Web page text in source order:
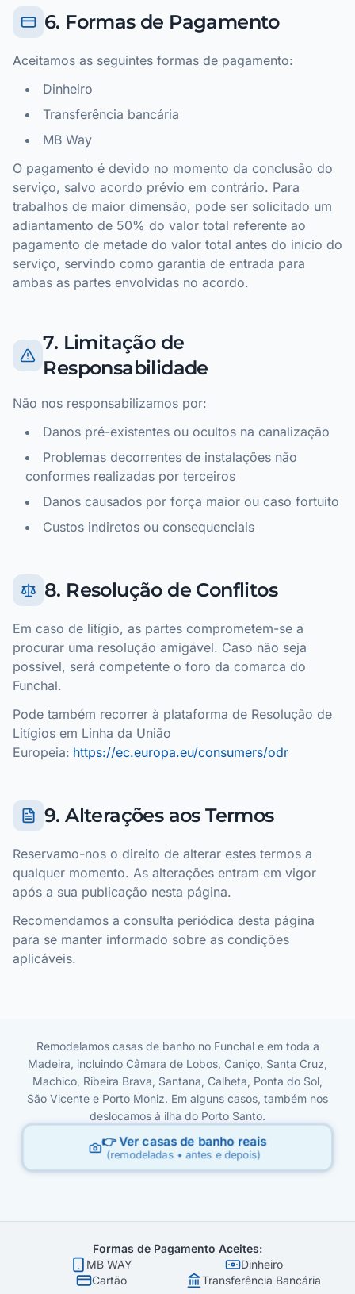
6. Formas de Pagamento
Aceitamos as seguintes formas de pagamento:
Dinheiro
Transferência bancária
MB Way
O pagamento é devido no momento da conclusão do
serviço, salvo acordo prévio em contrário. Para
trabalhos de maior dimensão, pode ser solicitado um
adiantamento de 50% do valor total referente ao
pagamento de metade do valor total antes do início do
serviço, servindo como garantia de entrada para
ambas as partes envolvidas no acordo.
7. Limitação de
Responsabilidade
Não nos responsabilizamos por:
Danos pré-existentes ou ocultos na canalização
Problemas decorrentes de instalações não
conformes realizadas por terceiros
Danos causados por força maior ou caso fortuito
Custos indiretos ou consequenciais
8. Resolução de Conflitos
Em caso de litígio, as partes comprometem-se a
procurar uma resolução amigável. Caso não seja
possível, será competente o foro da comarca do
Funchal.
Pode também recorrer à plataforma de Resolução de
Litígios em Linha da União
Europeia: https://ec.europa.eu/consumers/odr
9. Alterações aos Termos
Reservamo-nos o direito de alterar estes termos a
qualquer momento. As alterações entram em vigor
após a sua publicação nesta página.
Recomendamos a consulta periódica desta página
para se manter informado sobre as condições
aplicáveis.
Remodelamos casas de banho no Funchal e em toda a
Madeira, incluindo Câmara de Lobos, Caniço, Santa Cruz,
Machico, Ribeira Brava, Santana, Calheta, Ponta do Sol,
São Vicente e Porto Moniz. Em alguns casos, também nos
deslocamos à ilha do Porto Santo.
👉 Ver casas de banho reais
(remodeladas • antes e depois)
Formas de Pagamento Aceites:
MB WAY
Dinheiro
Cartão
Transferência Bancária